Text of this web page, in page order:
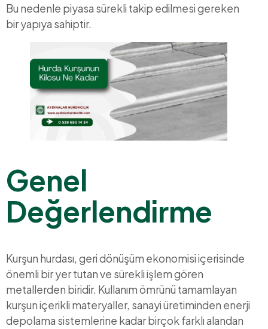
Bu nedenle piyasa sürekli takip edilmesi gereken
bir yapıya sahiptir.
Genel
Değerlendirme
Kurşun hurdası, geri dönüşüm ekonomisi içerisinde
önemli bir yer tutan ve sürekli işlem gören
metallerden biridir. Kullanım ömrünü tamamlayan
kurşun içerikli materyaller, sanayi üretiminden enerji
depolama sistemlerine kadar birçok farklı alandan